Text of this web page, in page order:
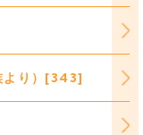
より）[343]